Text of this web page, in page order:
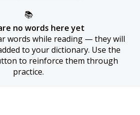
📚
no words here yet
words while reading — they will
to your dictionary. Use the
to reinforce them through
practice.